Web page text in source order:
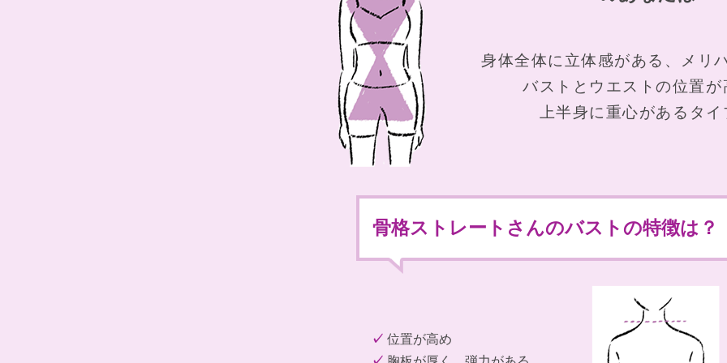
身体全体に立体感がある、
メリ
バストとウエストの位置が
上半身に重心があるタイ
骨格ストレートさんのバストの特徴は？
✓ 位置が高め